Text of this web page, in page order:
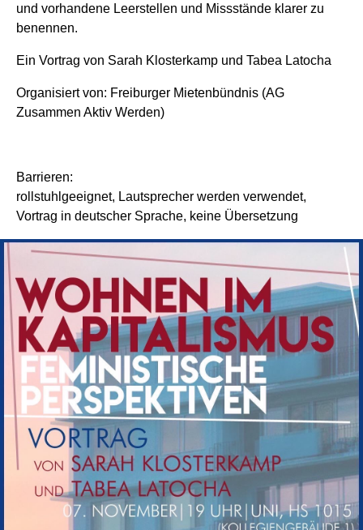
und vorhandene Leerstellen und Missstände klarer zu
benennen.
Ein Vortrag von Sarah Klosterkamp und Tabea Latocha
Organisiert von: Freiburger Mietenbündnis (AG
Zusammen Aktiv Werden)
Barrieren:
rollstuhlgeeignet, Lautsprecher werden verwendet,
Vortrag in deutscher Sprache, keine Übersetzung